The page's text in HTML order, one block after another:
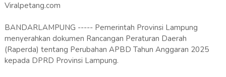
Viralpetang.com
BANDARLAMPUNG ----- Pemerintah Provinsi Lampung
menyerahkan dokumen Rancangan Peraturan Daerah
(Raperda) tentang Perubahan APBD Tahun Anggaran 2025
kepada DPRD Provinsi Lampung.